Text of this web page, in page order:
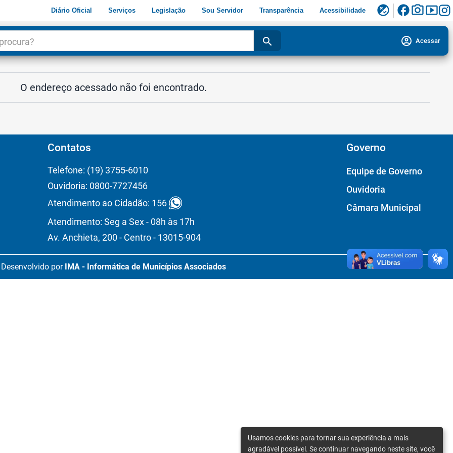
Diário Oficial Serviços Legislação Sou Servidor Transparência Acessibilidade flaky facebookphoto_camerasmart_display
search account_circle Acessar
O endereço acessado não foi encontrado.
Contatos
Telefone: (19) 3755-6010
Ouvidoria: 0800-7727456
Atendimento ao Cidadão: 156
Atendimento: Seg a Sex - 08h às 17h
Av. Anchieta, 200 - Centro - 13015-904
Governo
Equipe de Governo
Ouvidoria
Câmara Municipal
Desenvolvido por IMA - Informática de Municípios Associados
Usamos cookies para tornar sua experiência a mais
agradável possível. Se continuar navegando neste site, você